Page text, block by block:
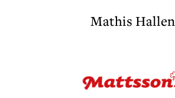
Mathis Hallen